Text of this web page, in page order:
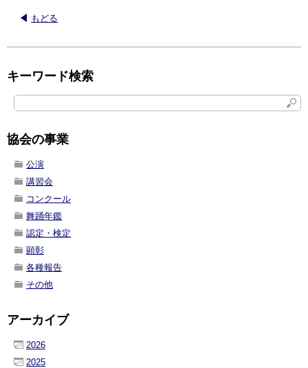
もどる
キーワード検索
協会の事業
公演
講習会
コンクール
舞踊年鑑
認定・検定
顕彰
各種報告
その他
アーカイブ
2026
2025